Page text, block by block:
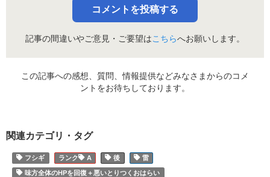
コメントを投稿する
記事の間違いやご意見・ご要望はこちらへお願いします。
この記事への感想、質問、情報提供などみなさまからのコメ
ントをお待ちしております。
関連カテゴリ・タグ
フシギ A 後 雷
味方全体のHPを回復＋悪いとりつくおはらい